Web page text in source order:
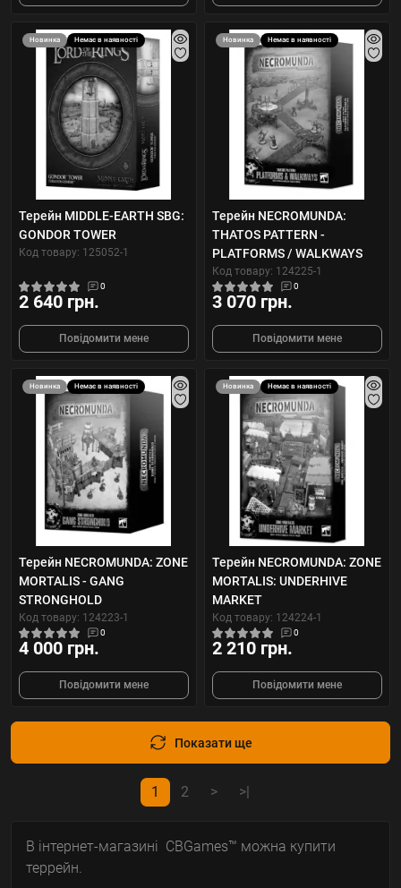
Новинка Немає в наявності
Терейн MIDDLE-EARTH SBG:
GONDOR TOWER
Код товару: 125052-1
0
2 640 грн.
Повідомити мене
Новинка Немає в наявності
Терейн NECROMUNDA:
THATOS PATTERN -
PLATFORMS / WALKWAYS
Код товару: 124225-1
0
3 070 грн.
Повідомити мене
Новинка Немає в наявності
Терейн NECROMUNDA: ZONE
MORTALIS - GANG
STRONGHOLD
Код товару: 124223-1
0
4 000 грн.
Повідомити мене
Новинка Немає в наявності
Терейн NECROMUNDA: ZONE
MORTALIS: UNDERHIVE
MARKET
Код товару: 124224-1
0
2 210 грн.
Повідомити мене
Показати ще
1 2 > >|
В інтернет-магазині CBGames™ можна купити
террейн.